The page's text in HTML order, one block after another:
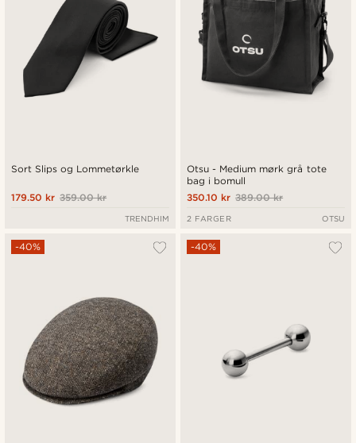
Sort Slips og Lommetørkle
359.00 kr
179.50 kr
TRENDHIM
Otsu - Medium mørk grå tote
bag i bomull
389.00 kr
350.10 kr
2 FARGER OTSU
-40% -40%